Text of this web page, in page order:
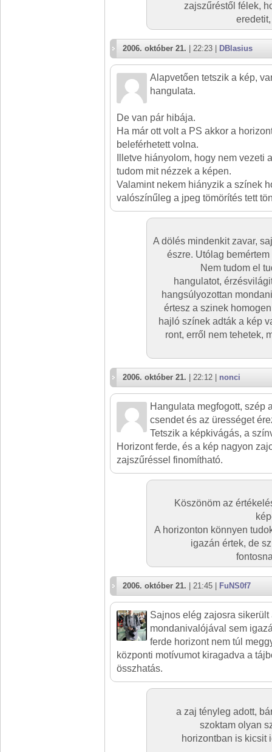
zajszűréstől félek,
2006. október 21. | 22:23 | DBlasius
Alapvetően tetszik a kép,
hangulata.
De van pár hibája.
Ha már ott volt a PS akkor a
beleférhetett volna.
Illetve hiányolom, hogy nem vezeti
tudom mit nézzek a képen.
Valamint nekem hiányzik a színek
valószínűleg a jpeg tömörítés tett
A dölés mindenkit zavar,
észre. Utólag
Nem tudom el
hangulatot,
hangsúlyozottan
értesz a szinek
hajló színek adták a kép
ront, erről nem tehetek,
2006. október 21. | 22:12 | nonci
Hangulata megfogott, szép
csendet és az ürességet
Tetszik a képkivágás, a
Horizont ferde, és a kép nagyon
zajszűréssel finomítható.
Köszönöm az
A horizonton könnyen
igazán értek, de
2006. október 21. | 21:45 | FuNS0f7
Sajnos elég zajosra sikerült
mondanivalójával sem
ferde horizont nem túl
központi motívumot kiragadva a
összhatás.
a zaj tényleg adott,
szoktam olyan
horizontban is kicsit